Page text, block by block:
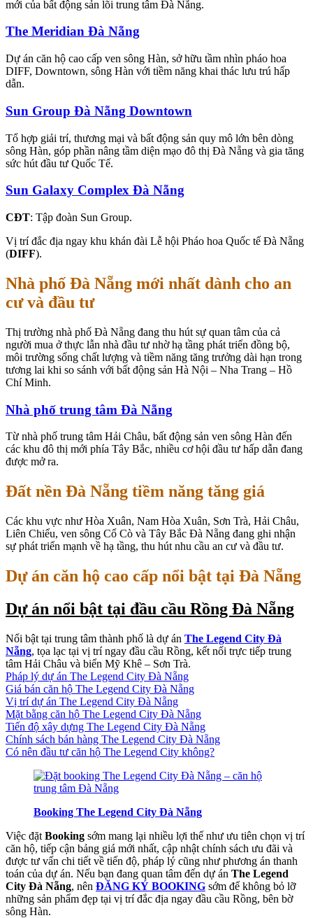
mới của bất động sản lõi trung tâm Đà Nẵng.
The Meridian Đà Nẵng
Dự án căn hộ cao cấp ven sông Hàn, sở hữu tầm nhìn pháo hoa
DIFF, Downtown, sông Hàn với tiềm năng khai thác lưu trú hấp
dẫn.
Sun Group Đà Nẵng Downtown
Tổ hợp giải trí, thương mại và bất động sản quy mô lớn bên dòng
sông Hàn, góp phần nâng tầm diện mạo đô thị Đà Nẵng và gia tăng
sức hút đầu tư Quốc Tế.
Sun Galaxy Complex Đà Nẵng
CĐT: Tập đoàn Sun Group.
Vị trí đắc địa ngay khu khán đài Lễ hội Pháo hoa Quốc tế Đà Nẵng
(DIFF).
Nhà phố Đà Nẵng mới nhất dành cho an
cư và đầu tư
Thị trường nhà phố Đà Nẵng đang thu hút sự quan tâm của cả
người mua ở thực lẫn nhà đầu tư nhờ hạ tầng phát triển đồng bộ,
môi trường sống chất lượng và tiềm năng tăng trưởng dài hạn trong
tương lai khi so sánh với bất động sản Hà Nội – Nha Trang – Hồ
Chí Minh.
Nhà phố trung tâm Đà Nẵng
Từ nhà phố trung tâm Hải Châu, bất động sản ven sông Hàn đến
các khu đô thị mới phía Tây Bắc, nhiều cơ hội đầu tư hấp dẫn đang
được mở ra.
Đất nền Đà Nẵng tiềm năng tăng giá
Các khu vực như Hòa Xuân, Nam Hòa Xuân, Sơn Trà, Hải Châu,
Liên Chiểu, ven sông Cổ Cò và Tây Bắc Đà Nẵng đang ghi nhận
sự phát triển mạnh về hạ tầng, thu hút nhu cầu an cư và đầu tư.
Dự án căn hộ cao cấp nổi bật tại Đà Nẵng
Dự án nổi bật tại đầu cầu Rồng Đà Nẵng
Nổi bật tại trung tâm thành phố là dự án The Legend City Đà
Nẵng, tọa lạc tại vị trí ngay đầu cầu Rồng, kết nối trực tiếp trung
tâm Hải Châu và biển Mỹ Khê – Sơn Trà.
Pháp lý dự án The Legend City Đà Nẵng
Giá bán căn hộ The Legend City Đà Nẵng
Vị trí dự án The Legend City Đà Nẵng
Mặt bằng căn hộ The Legend City Đà Nẵng
Tiến độ xây dựng The Legend City Đà Nẵng
Chính sách bán hàng The Legend City Đà Nẵng
Có nên đầu tư căn hộ The Legend City không?
Booking The Legend City Đà Nẵng
Việc đặt Booking sớm mang lại nhiều lợi thế như ưu tiên chọn vị trí
căn hộ, tiếp cận bảng giá mới nhất, cập nhật chính sách ưu đãi và
được tư vấn chi tiết về tiến độ, pháp lý cũng như phương án thanh
toán của dự án. Nếu bạn đang quan tâm đến dự án The Legend
City Đà Nẵng, nên ĐĂNG KÝ BOOKING sớm để không bỏ lỡ
những sản phẩm đẹp tại vị trí đắc địa ngay đầu cầu Rồng, bên bờ
sông Hàn.